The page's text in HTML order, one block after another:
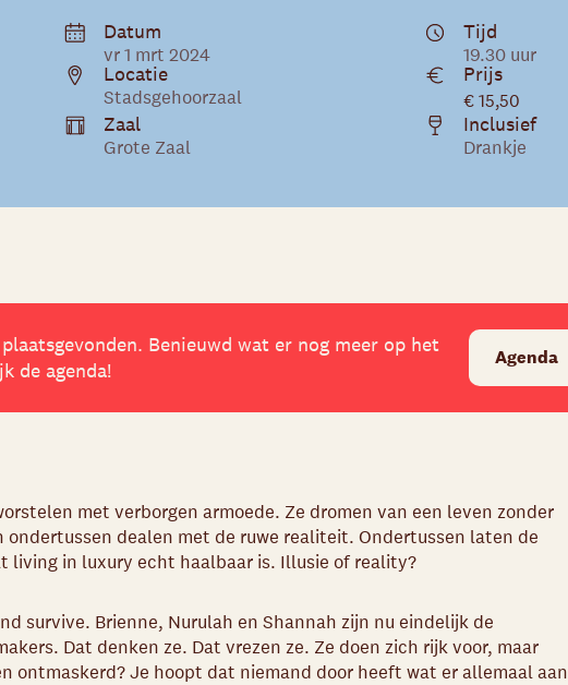
Datum
vr 1 mrt 2024
Tijd
19.30 uur
Locatie
Stadsgehoorzaal
Prijs
€ 15,50
Zaal
Grote Zaal
Inclusief
Drankje
Benieuwd wat er nog meer op het
de agenda!
Agenda
met verborgen armoede. Ze dromen van een leven zonder
ondertussen dealen met de ruwe realiteit. Ondertussen laten de
living in luxury echt haalbaar is. Illusie of reality?
survive. Brienne, Nurulah en Shannah zijn nu eindelijk de
Dat denken ze. Dat vrezen ze. Ze doen zich rijk voor, maar
ontmaskerd? Je hoopt dat niemand door heeft wat er allemaal aan